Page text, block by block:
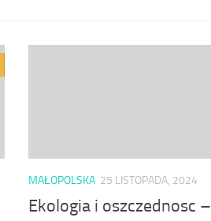
MAŁOPOLSKA 25 LISTOPADA, 2024
Ekologia i oszczednosc –